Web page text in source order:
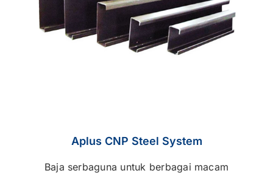
Aplus CNP Steel System
Baja serbaguna untuk berbagai macam